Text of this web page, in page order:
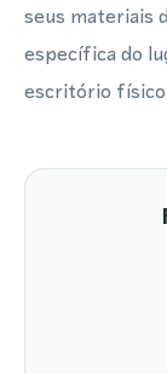
seus materiais
específica do
escritório